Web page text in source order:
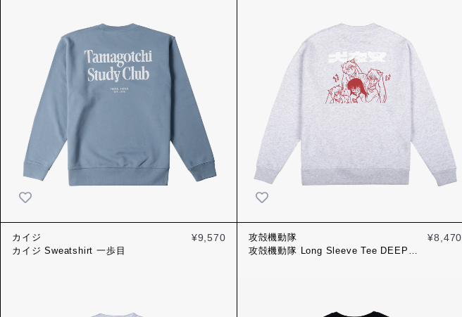
カイジ
カイジ Sweatshirt 一歩目
¥9,570
攻殻機動隊
攻殻機動隊 Long Sleeve Tee DEEP
¥8,470